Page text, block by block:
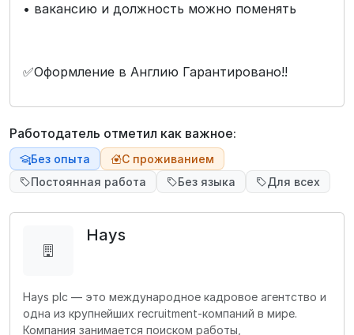
• вакансию и должность можно поменять
✅Оформление в Англию Гарантировано!!
Работодатель отметил как важное:
Без опыта
С проживанием
Постоянная работа
Без языка Для всех
Hays
Hays plc — это международное кадровое агентство и
одна из крупнейших recruitment-компаний в мире.
Компания занимается поиском работы,